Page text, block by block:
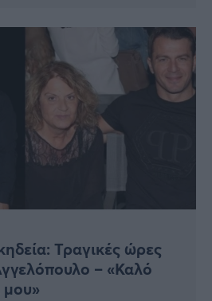
Τραγικές ώρες
– «Καλό